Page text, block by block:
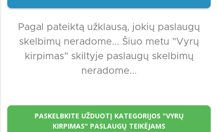
Pagal pateiktą užklausą, jokių paslaugų
skelbimų neradome... Šiuo metu "Vyrų
kirpimas" skiltyje paslaugų skelbimų
neradome...
PASKELBKITE UŽDUOTĮ KATEGORIJOS "VYRŲ
KIRPIMAS" PASLAUGŲ TEIKĖJAMS